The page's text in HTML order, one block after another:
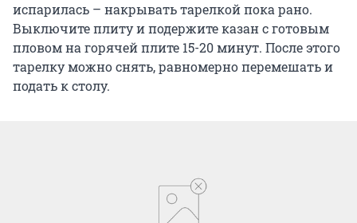
испарилась – накрывать тарелкой пока рано.
Выключите плиту и подержите казан с готовым
пловом на горячей плите 15-20 минут. После этого
тарелку можно снять, равномерно перемешать и
подать к столу.